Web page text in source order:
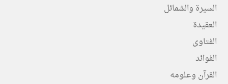
السيرة والشمائل
العقيدة
الفتاوى
الفوائد
القرآن وعلومه